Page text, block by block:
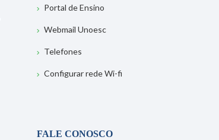
Portal de Ensino
Webmail Unoesc
Telefones
Configurar rede Wi-fi
FALE CONOSCO